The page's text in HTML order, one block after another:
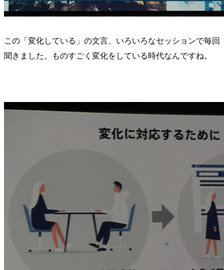
この「変化している」の文言、いろいろなセッションで毎回
聞きました。ものすごく変化をしている時代なんですね。